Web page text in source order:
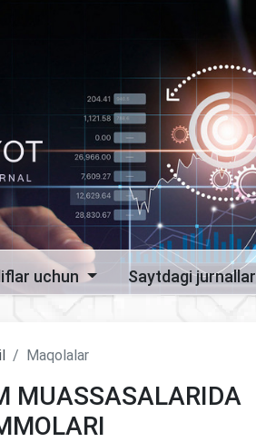
uchun Saytdagi jurnallar
Maqolalar
MUASSASALARIDA